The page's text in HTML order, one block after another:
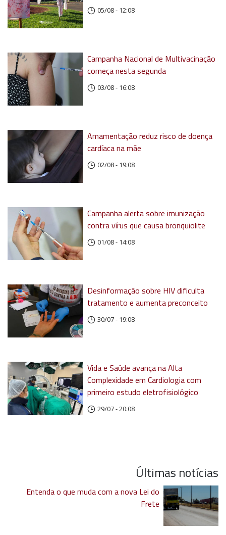
05/08 - 12:08
Campanha Nacional de Multivacinação
começa nesta segunda
03/08 - 16:08
Amamentação reduz risco de doença
cardíaca na mãe
02/08 - 19:08
Campanha alerta sobre imunização
contra vírus que causa bronquiolite
01/08 - 14:08
Desinformação sobre HIV dificulta
tratamento e aumenta preconceito
30/07 - 19:08
Vida e Saúde avança na Alta
Complexidade em Cardiologia com
primeiro estudo eletrofisiológico
29/07 - 20:08
Últimas notícias
Entenda o que muda com a nova Lei do
Frete